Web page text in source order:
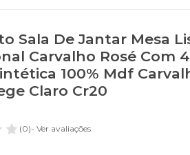
Sala De Jantar Mesa
Carvalho Rosé Com
100% Mdf
Claro Cr20
(0)- Ver avaliações